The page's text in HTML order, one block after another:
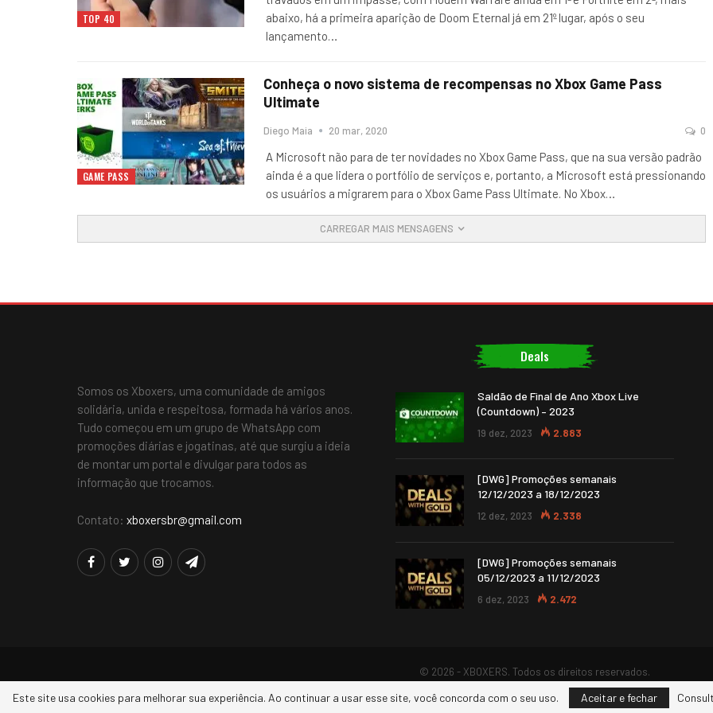
TOP 40
abaixo, há a primeira aparição de Doom Eternal já em 21º lugar, após o seu
lançamento
GAME PASS
Conheça o novo sistema de recompensas no Xbox Game Pass
Ultimate
Diego Maia 20 mar, 2020 0
A Microsoft não para de ter novidades no Xbox Game Pass, que na sua versão padrão
ainda é a que lidera o portfólio de serviços e, portanto, a Microsoft está pressionando
os usuários a migrarem para o Xbox Game Pass Ultimate. No Xbox
CARREGAR MAIS MENSAGENS
Somos os Xboxers, uma comunidade de amigos
solidária, unida e respeitosa, formada há vários anos.
Tudo começou em um grupo de WhatsApp com
promoções diárias e jogatinas, até que surgiu a ideia
de montar um portal e divulgar para todos as
informação que trocamos.
Contato: xboxersbr@gmail.com
Deals
Saldão de Final de Ano Xbox Live
(Countdown) – 2023
19 dez, 2023 2.883
[DWG] Promoções semanais
12/12/2023 a 18/12/2023
12 dez, 2023 2.338
[DWG] Promoções semanais
05/12/2023 a 11/12/2023
6 dez, 2023 2.472
© 2026 - XBOXERS. Todos os direitos reservados.
Este site usa cookies para melhorar sua experiência. Ao continuar a usar esse site, você concorda com o seu uso. Aceitar e fechar